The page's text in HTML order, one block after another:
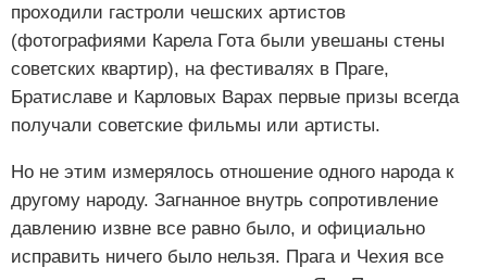
проходили гастроли чешских артистов
(фотографиями Карела Гота были увешаны стены
советских квартир), на фестивалях в Праге,
Братиславе и Карловых Варах первые призы всегда
получали советские фильмы или артисты.
Но не этим измерялось отношение одного народа к
другому народу. Загнанное внутрь сопротивление
давлению извне все равно было, и официально
исправить ничего было нельзя. Прага и Чехия все